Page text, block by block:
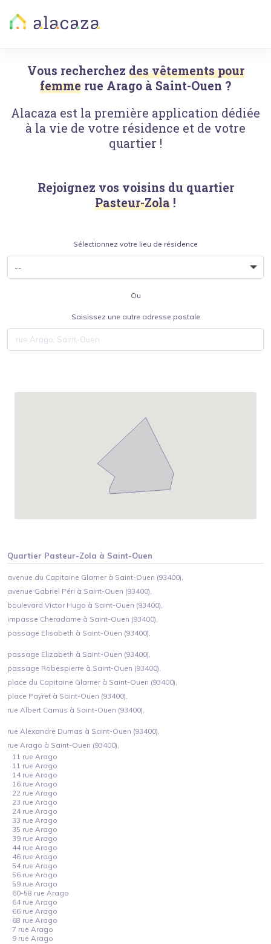
Vous recherchez des vêtements pour
femme rue Arago à Saint-Ouen ?
Alacaza est la première application dédiée
à la vie de votre résidence et de votre
quartier !
Rejoignez vos voisins du quartier
Pasteur-Zola !
Sélectionnez votre lieu de résidence
Ou
Saisissez une autre adresse postale
Quartier Pasteur-Zola à Saint-Ouen
avenue du Capitaine Glarner à Saint-Ouen (93400),
avenue Gabriel Péri à Saint-Ouen (93400),
boulevard Victor Hugo à Saint-Ouen (93400),
impasse Cheradame à Saint-Ouen (93400),
passage Elisabeth à Saint-Ouen (93400),
passage Elizabeth à Saint-Ouen (93400),
passage Robespierre à Saint-Ouen (93400),
place du Capitaine Glarner à Saint-Ouen (93400),
place Payret à Saint-Ouen (93400),
rue Albert Camus à Saint-Ouen (93400),
rue Alexandre Dumas à Saint-Ouen (93400),
rue Arago à Saint-Ouen (93400),
11 rue Arago
11 rue Arago
14 rue Arago
16 rue Arago
22 rue Arago
23 rue Arago
24 rue Arago
33 rue Arago
35 rue Arago
39 rue Arago
44 rue Arago
46 rue Arago
54 rue Arago
56 rue Arago
59 rue Arago
60-58 rue Arago
64 rue Arago
66 rue Arago
68 rue Arago
7 rue Arago
9 rue Arago